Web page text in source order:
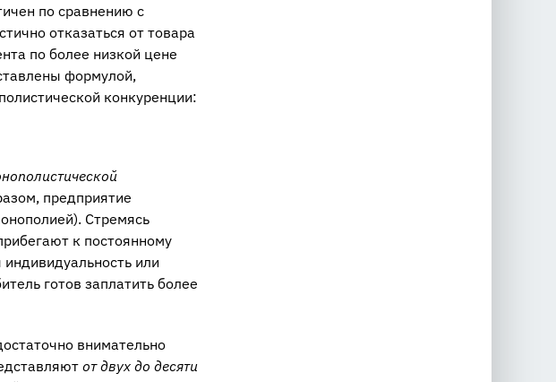
по сравнению с
отказаться от товара
по более низкой цене
формулой,
конкуренции:
предприятие
Стремясь
к постоянному
или
готов заплатить более
внимательно
от двух до десяти